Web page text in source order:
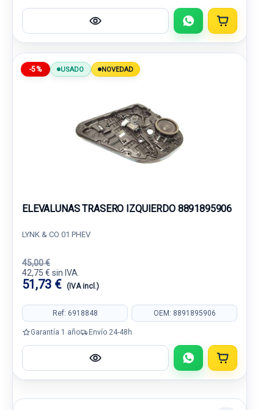
-5% USADO NOVEDAD
ELEVALUNAS TRASERO IZQUIERDO 8891895906
LYNK & CO 01 PHEV
45,00 €
42,75 € sin IVA.
51,73 € (IVA incl.)
Ref: 6918848 OEM: 8891895906
Garantía 1 año Envío 24-48h